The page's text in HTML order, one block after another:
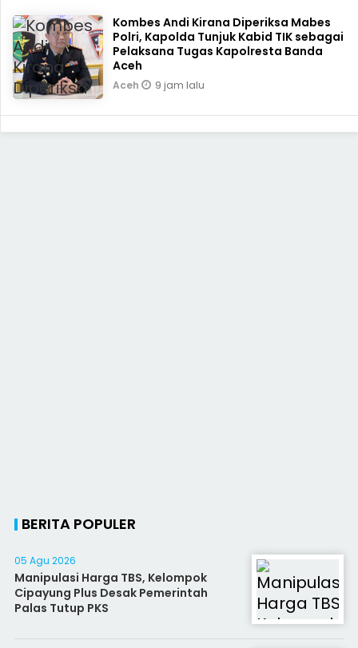
Kombes Andi Kirana Diperiksa Mabes
Polri, Kapolda Tunjuk Kabid TIK sebagai
Pelaksana Tugas Kapolresta Banda
Aceh
Aceh 9 jam lalu
BERITA POPULER
05 Agu 2026
Manipulasi Harga TBS, Kelompok
Cipayung Plus Desak Pemerintah
Palas Tutup PKS